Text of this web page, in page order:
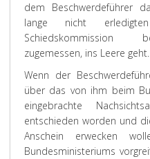
dem Beschwerdeführer
lange nicht
Schiedskommission
zugemessen, ins Leere geht.
Wenn der
über das von ihm beim
eingebrachte
entschieden worden und
Anschein erwecken
Bundesministeriums